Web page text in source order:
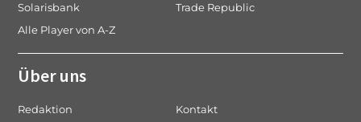
Solarisbank
Trade Republic
Alle Player von A-Z
Über uns
Redaktion Kontakt